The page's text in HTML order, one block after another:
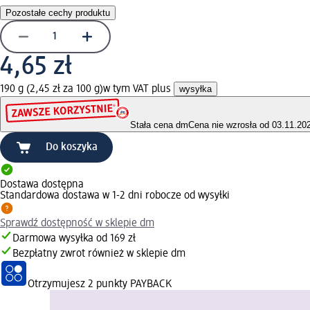
Pozostałe cechy produktu
4,65 zł
190 g (2,45 zł za 100 g)w tym VAT plus wysyłka
Stała cena dmCena nie wzrosła od
Do koszyka
Dostawa dostępna
Standardowa dostawa w 1-2 dni robocze od wysyłki
Sprawdź dostępność w sklepie dm
Darmowa wysyłka od 169 zł
Bezpłatny zwrot również w sklepie dm
Otrzymujesz 2 punkty PAYBACK